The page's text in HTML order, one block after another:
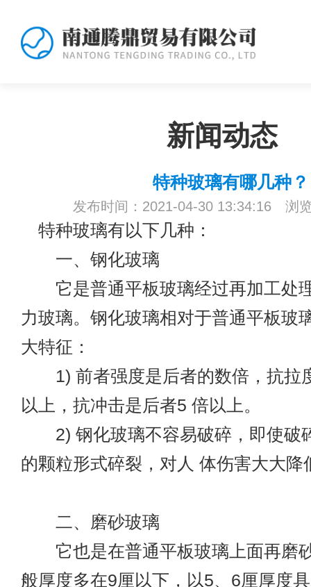
新闻动态
特种玻璃有哪几种？
发布时间：2021-04-30 13:34:16 浏
特种玻璃有以下几种：
一、钢化玻璃
它是普通平板玻璃经过再加工处
力玻璃。钢化玻璃相对于普通平板玻
大特征：
1) 前者强度是后者的数倍，抗拉
以上，抗冲击是后者5 倍以上。
2) 钢化玻璃不容易破碎，即使破
的颗粒形式碎裂，对人 体伤害大大降
二、磨砂玻璃
它也是在普通平板玻璃上面再磨
般厚度多在9厘以下，以5、6厘厚度